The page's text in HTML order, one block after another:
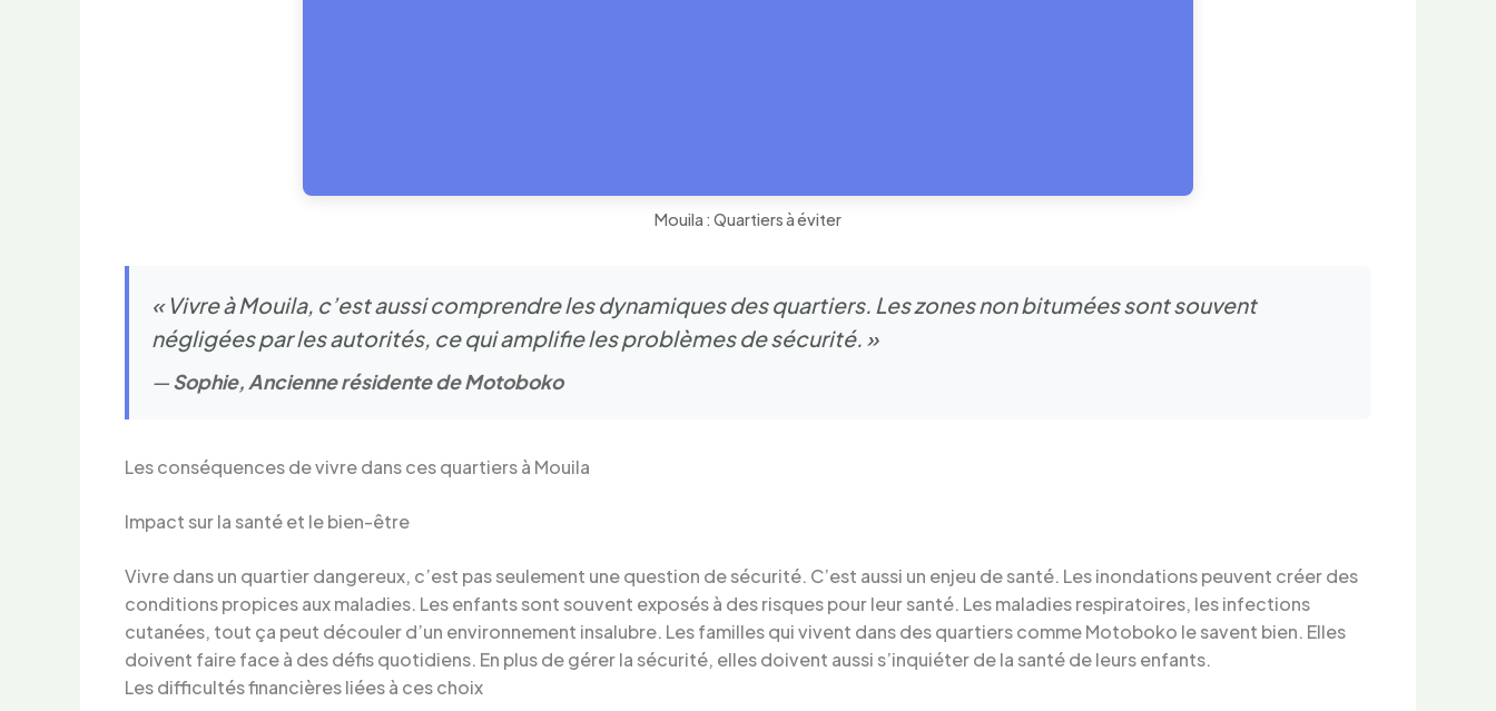
Mouila : Quartiers à éviter
« Vivre à Mouila, c’est aussi comprendre les dynamiques des quartiers. Les zones non bitumées sont souvent
négligées par les autorités, ce qui amplifie les problèmes de sécurité. »
—Sophie, Ancienne résidente de Motoboko
Les conséquences de vivre dans ces quartiers à Mouila
Impact sur la santé et le bien-être
Vivre dans un quartier dangereux, c’est pas seulement une question de sécurité. C’est aussi un enjeu de santé. Les inondations peuvent créer des
conditions propices aux maladies. Les enfants sont souvent exposés à des risques pour leur santé. Les maladies respiratoires, les infections
cutanées, tout ça peut découler d’un environnement insalubre. Les familles qui vivent dans des quartiers comme Motoboko le savent bien. Elles
doivent faire face à des défis quotidiens. En plus de gérer la sécurité, elles doivent aussi s’inquiéter de la santé de leurs enfants.
Les difficultés financières liées à ces choix